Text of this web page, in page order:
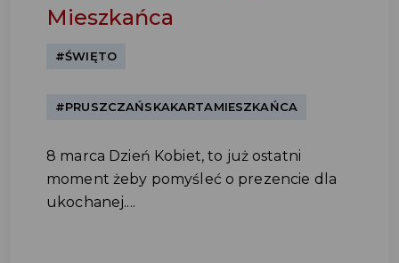
Mieszkańca
#ŚWIĘTO
#PRUSZCZAŃSKAKARTAMIESZKAŃCA
8 marca Dzień Kobiet, to już ostatni
moment żeby pomyśleć o prezencie dla
ukochanej....